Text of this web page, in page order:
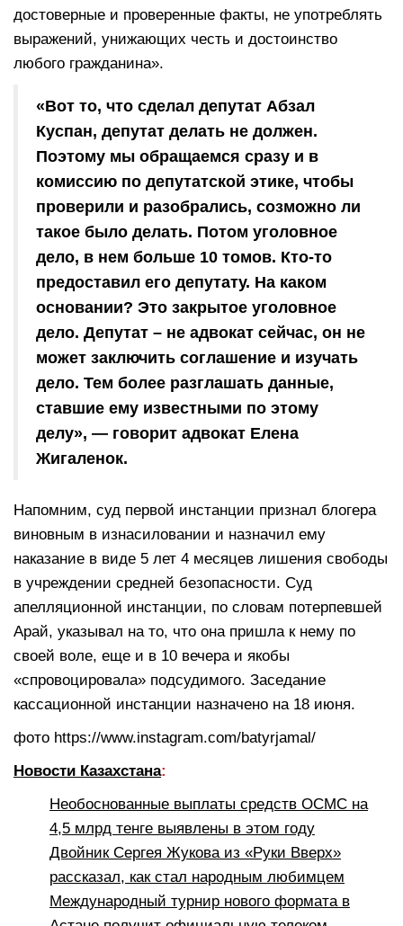
достоверные и проверенные факты, не употреблять
выражений, унижающих честь и достоинство
любого гражданина».
«Вот то, что сделал депутат Абзал
Куспан, депутат делать не должен.
Поэтому мы обращаемся сразу и в
комиссию по депутатской этике, чтобы
проверили и разобрались, созможно ли
такое было делать. Потом уголовное
дело, в нем больше 10 томов. Кто-то
предоставил его депутату. На каком
основании? Это закрытое уголовное
дело. Депутат – не адвокат сейчас, он не
может заключить соглашение и изучать
дело. Тем более разглашать данные,
ставшие ему известными по этому
делу», — говорит адвокат Елена
Жигаленок.
Напомним, суд первой инстанции признал блогера
виновным в изнасиловании и назначил ему
наказание в виде 5 лет 4 месяцев лишения свободы
в учреждении средней безопасности. Суд
апелляционной инстанции, по словам потерпевшей
Арай, указывал на то, что она пришла к нему по
своей воле, еще и в 10 вечера и якобы
«спровоцировала» подсудимого. Заседание
кассационной инстанции назначено на 18 июня.
фото https://www.instagram.com/batyrjamal/
Новости Казахстана:
Необоснованные выплаты средств ОСМС на
4,5 млрд тенге выявлены в этом году
Двойник Сергея Жукова из «Руки Вверх»
рассказал, как стал народным любимцем
Международный турнир нового формата в